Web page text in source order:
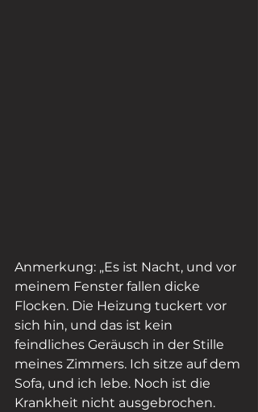
Anmerkung: „Es ist Nacht, und vor
meinem Fenster fallen dicke
Flocken. Die Heizung tuckert vor
sich hin, und das ist kein
feindliches Geräusch in der Stille
meines Zimmers. Ich sitze auf dem
Sofa, und ich lebe. Noch ist die
Krankheit nicht ausgebrochen.